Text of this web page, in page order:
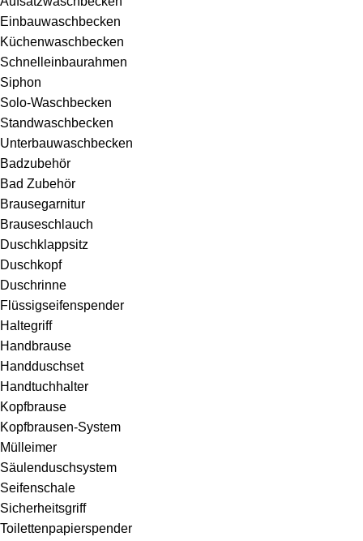
Einbauwaschbecken
Küchenwaschbecken
Schnelleinbaurahmen
Siphon
Solo-Waschbecken
Standwaschbecken
Unterbauwaschbecken
Badzubehör
Bad Zubehör
Brausegarnitur
Brauseschlauch
Duschklappsitz
Duschkopf
Duschrinne
Flüssigseifenspender
Haltegriff
Handbrause
Handduschset
Handtuchhalter
Kopfbrause
Kopfbrausen-System
Mülleimer
Säulenduschsystem
Seifenschale
Sicherheitsgriff
Toilettenpapierspender